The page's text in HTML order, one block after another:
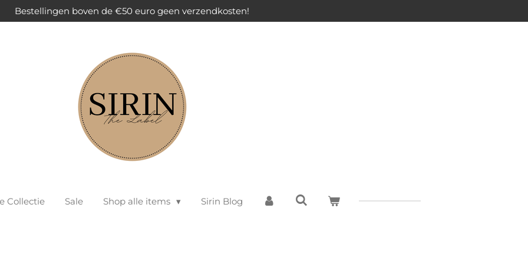
Bestellingen boven de €50 euro geen verzendkosten!
Collectie Sale Shop alle items Sirin Blog